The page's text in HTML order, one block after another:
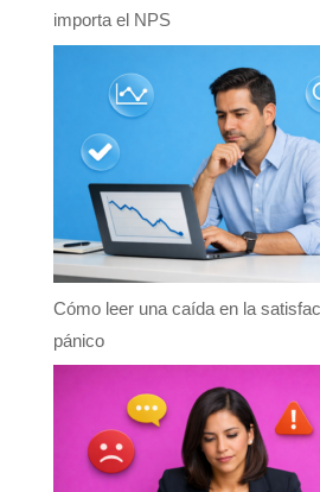
importa el NPS
Cómo leer una caída en la
pánico